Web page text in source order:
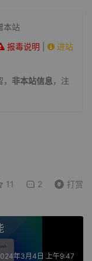
本站
报毒说明
进站
非本站信息，注
11 2 打赏
年3月4日 上午9:47